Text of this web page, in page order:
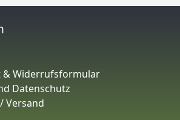
Widerrufsformular
Datenschutz
Versand